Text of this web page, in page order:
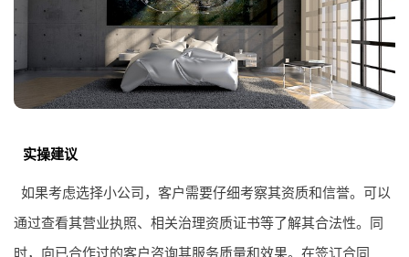
实操建议
如果考虑选择小公司，客户需要仔细考察其资质和信誉。可以
通过查看其营业执照、相关治理资质证书等了解其合法性。同
时，向已合作过的客户咨询其服务质量和效果。在签订合同